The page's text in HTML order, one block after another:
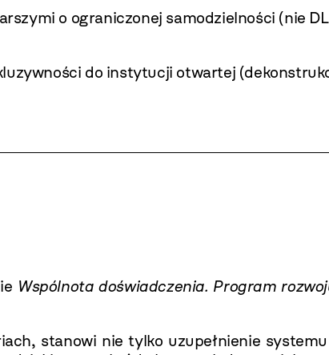
o ograniczonej samodzielności (nie
do instytucji otwartej
Wspólnota doświadczenia. Program
stanowi nie tylko uzupełnienie